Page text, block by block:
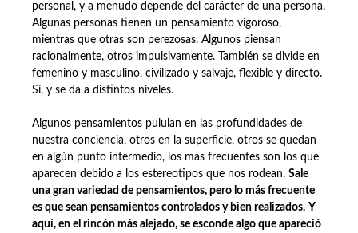
personal, y a menudo depende del carácter de una persona.
Algunas personas tienen un pensamiento vigoroso,
mientras que otras son perezosas. Algunos piensan
racionalmente, otros impulsivamente. También se divide en
femenino y masculino, civilizado y salvaje, flexible y directo.
Sí, y se da a distintos niveles.
Algunos pensamientos pululan en las profundidades de
nuestra conciencia, otros en la superficie, otros se quedan
en algún punto intermedio, los más frecuentes son los que
aparecen debido a los estereotipos que nos rodean. Sale
una gran variedad de pensamientos, pero lo más frecuente
es que sean pensamientos controlados y bien realizados. Y
aquí, en el rincón más alejado, se esconde algo que apareció